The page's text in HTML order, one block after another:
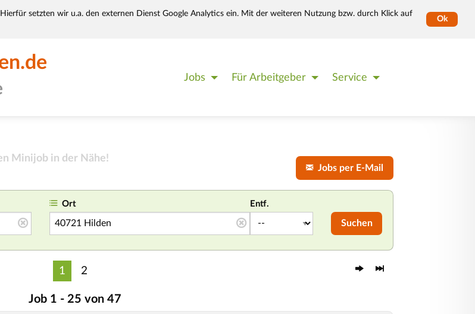
setzten wir u.a. den externen Dienst Google Analytics ein. Mit der weiteren Nutzung bzw. durch Klick auf
Ok
Jobs Für Arbeitgeber Service
Minijob in der Nähe!
Jobs per E-Mail
Ort Entf.
Suchen
1 2
Job 1 - 25 von 47